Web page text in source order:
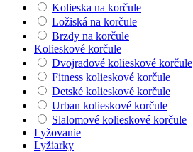
Kolieska na korčule
Ložiská na korčule
Brzdy na korčule
Kolieskové korčule
Dvojradové kolieskové korčule
Fitness kolieskové korčule
Detské kolieskové korčule
Urban kolieskové korčule
Slalomové kolieskové korčule
Lyžovanie
Lyžiarky